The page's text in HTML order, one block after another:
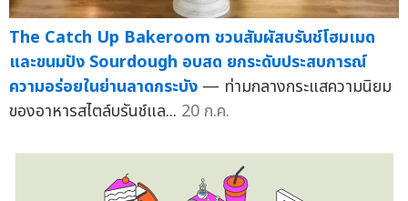
The Catch Up Bakeroom ชวนสัมผัสบรันช์โฮมเมด
และขนมปัง Sourdough อบสด ยกระดับประสบการณ์
ความอร่อยในย่านลาดกระบัง — ท่ามกลางกระแสความนิยม
ของอาหารสไตล์บรันช์แล... 20 ก.ค.